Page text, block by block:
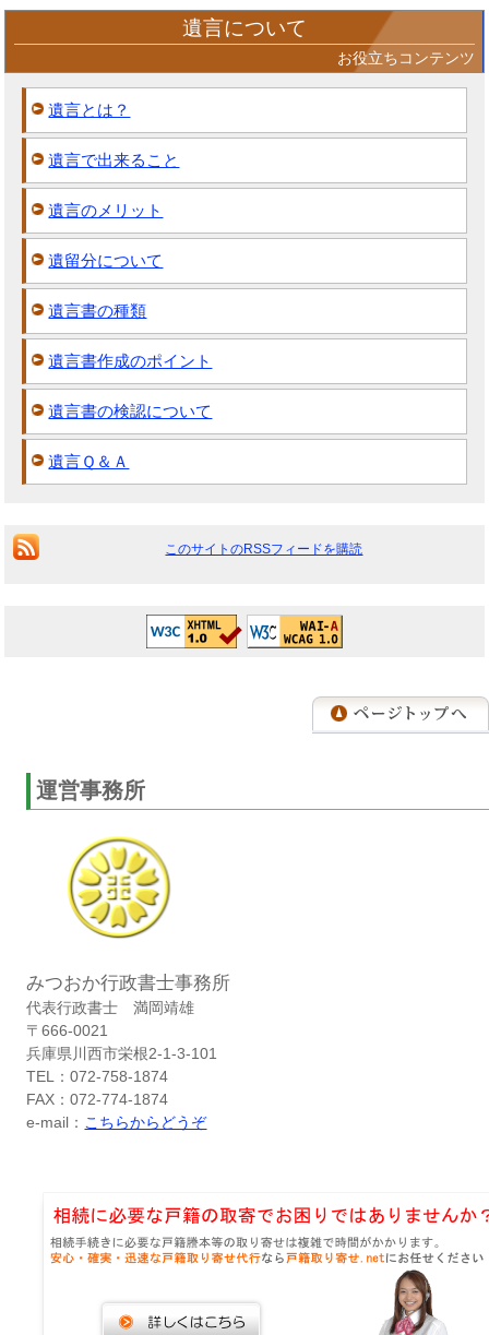
遺言について
お役立ちコンテンツ
遺言とは？
遺言で出来ること
遺言のメリット
遺留分について
遺言書の種類
遺言書作成のポイント
遺言書の検認について
遺言Ｑ＆Ａ
このサイトのRSSフィードを購読
運営事務所
みつおか行政書士事務所
代表行政書士 満岡靖雄
〒666-0021
兵庫県川西市栄根2-1-3-101
TEL：072-758-1874
FAX：072-774-1874
e-mail： こちらからどうぞ